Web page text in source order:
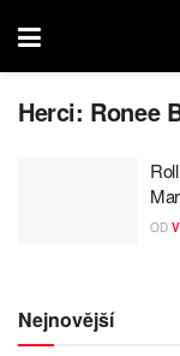
Herci: Ronee
OD
Nejnovější